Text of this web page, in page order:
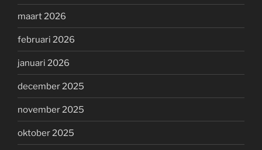
maart 2026
februari 2026
januari 2026
december 2025
november 2025
oktober 2025